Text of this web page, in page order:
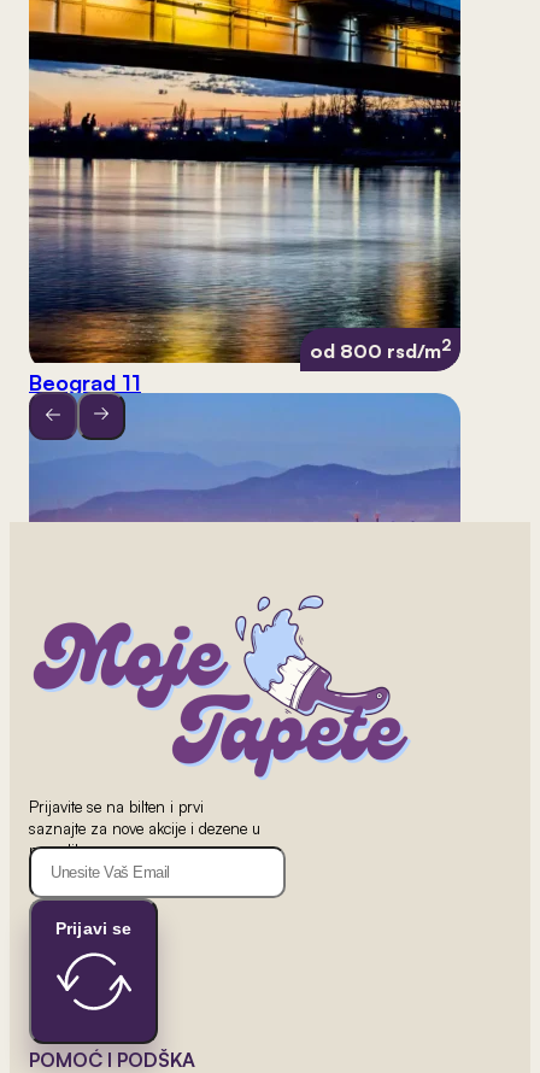
od 800 rsd/m2
Beograd 11
Barselona 1
Prijavite se na bilten i prvi
saznajte za nove akcije i dezene u
ponudi!
Prijavi se
POMOĆ I PODŠKA